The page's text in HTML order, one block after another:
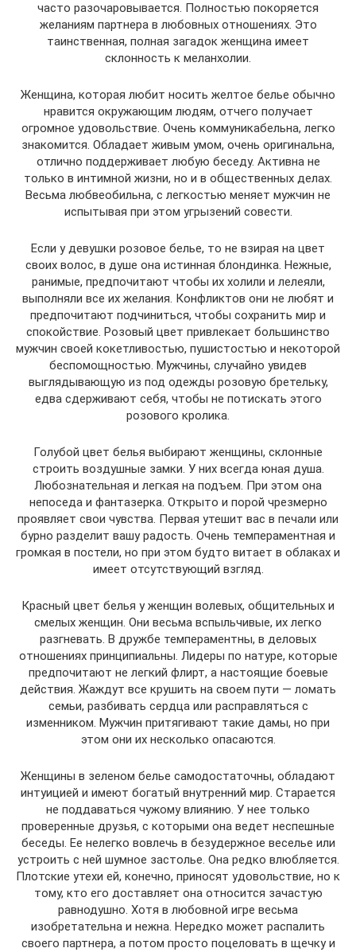
часто разочаровывается. Полностью покоряется
желаниям партнера в любовных отношениях. Это
таинственная, полная загадок женщина имеет
склонность к меланхолии.
Женщина, которая любит носить желтое белье обычно
нравится окружающим людям, отчего получает
огромное удовольствие. Очень коммуникабельна, легко
знакомится. Обладает живым умом, очень оригинальна,
отлично поддерживает любую беседу. Активна не
только в интимной жизни, но и в общественных делах.
Весьма любвеобильна, с легкостью меняет мужчин не
испытывая при этом угрызений совести.
Если у девушки розовое белье, то не взирая на цвет
своих волос, в душе она истинная блондинка. Нежные,
ранимые, предпочитают чтобы их холили и лелеяли,
выполняли все их желания. Конфликтов они не любят и
предпочитают подчиниться, чтобы сохранить мир и
спокойствие. Розовый цвет привлекает большинство
мужчин своей кокетливостью, пушистостью и некоторой
беспомощностью. Мужчины, случайно увидев
выглядывающую из под одежды розовую бретельку,
едва сдерживают себя, чтобы не потискать этого
розового кролика.
Голубой цвет белья выбирают женщины, склонные
строить воздушные замки. У них всегда юная душа.
Любознательная и легкая на подъем. При этом она
непоседа и фантазерка. Открыто и порой чрезмерно
проявляет свои чувства. Первая утешит вас в печали или
бурно разделит вашу радость. Очень темпераментная и
громкая в постели, но при этом будто витает в облаках и
имеет отсутствующий взгляд.
Красный цвет белья у женщин волевых, общительных и
смелых женщин. Они весьма вспыльчивые, их легко
разгневать. В дружбе темпераментны, в деловых
отношениях принципиальны. Лидеры по натуре, которые
предпочитают не легкий флирт, а настоящие боевые
действия. Жаждут все крушить на своем пути — ломать
семьи, разбивать сердца или расправляться с
изменником. Мужчин притягивают такие дамы, но при
этом они их несколько опасаются.
Женщины в зеленом белье самодостаточны, обладают
интуицией и имеют богатый внутренний мир. Старается
не поддаваться чужому влиянию. У нее только
проверенные друзья, с которыми она ведет неспешные
беседы. Ее нелегко вовлечь в безудержное веселье или
устроить с ней шумное застолье. Она редко влюбляется.
Плотские утехи ей, конечно, приносят удовольствие, но к
тому, кто его доставляет она относится зачастую
равнодушно. Хотя в любовной игре весьма
изобретательна и нежна. Нередко может распалить
своего партнера, а потом просто поцеловать в щечку и